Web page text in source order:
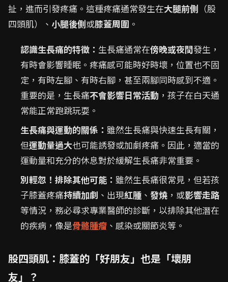
扯，進而引發疼痛。這種疼痛通常發生在大腿前側 （股
四頭肌）、 小腿後側或膝蓋周圍 。
認識生長痛的特徵： 生長痛通常在傍晚或夜間發生，
有時會影響睡眠。疼痛感可能時好時壞，位置也不固
定，有時左腳、有時右腳，甚至兩腳同時感到不適。
重要的是，生長痛不會影響日常活動 ，孩子在白天通
常能正常跑跳玩耍。
生長痛與運動的關係： 雖然生長痛與快速生長有關，
但運動量過大也可能誘發或加劇疼痛。因此，適當的
運動量和充分的休息對於緩解生長痛非常重要。
別輕忽！排除其他可能： 雖然生長痛很常見，但若孩
子膝蓋疼痛持續加劇 、出現紅腫 、 發燒 ，或影響走路
等情況，務必尋求專業醫師的診斷，以排除其他潛在
的疾病，像是骨骼腫瘤 、感染或關節炎等。
股四頭肌：膝蓋的「好朋友」也是「壞朋
友」？